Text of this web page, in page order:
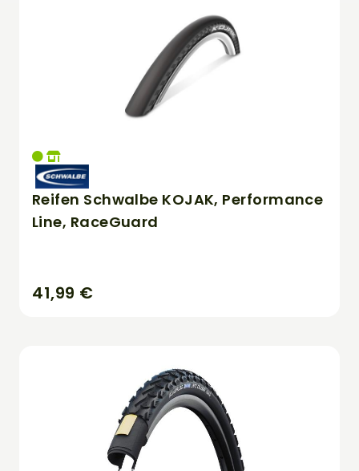
Reifen Schwalbe KOJAK, Performance
Line, RaceGuard
41,99 €